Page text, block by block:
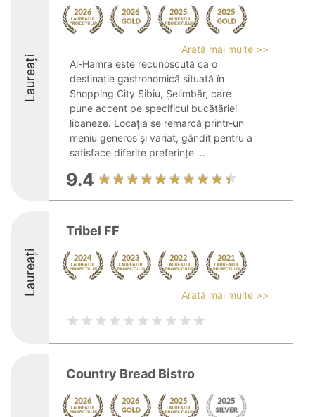
Laureați
Arată mai multe >>
Al-Hamra este recunoscută ca o
destinație gastronomică situată în
Shopping City Sibiu, Șelimbăr, care
pune accent pe specificul bucătăriei
libaneze. Locația se remarcă printr-un
meniu generos și variat, gândit pentru a
satisface diferite preferințe ...
9.4
Laureați
Tribel FF
Arată mai multe >>
Country Bread Bistro